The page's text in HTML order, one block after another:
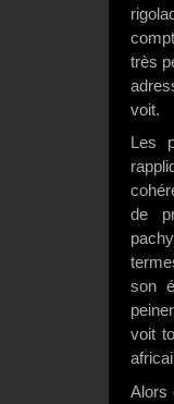
très
voit.
Les
de
son
voit
Alors